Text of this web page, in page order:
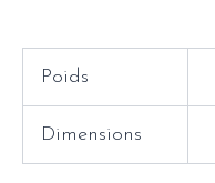
Poids
Dimensions